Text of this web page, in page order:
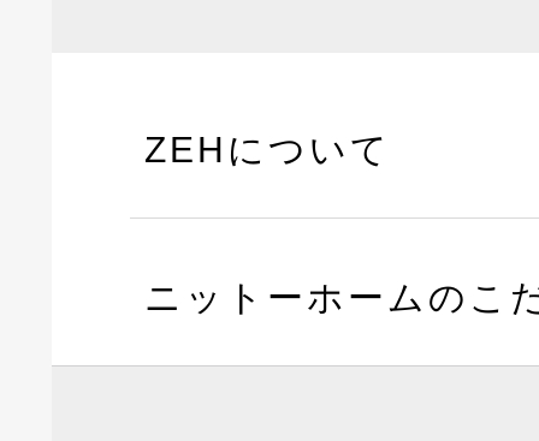
ZEHについて
ニットーホームのこ